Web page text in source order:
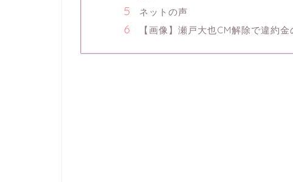
ネットの声
【画像】瀬戸大也CM解除で違約